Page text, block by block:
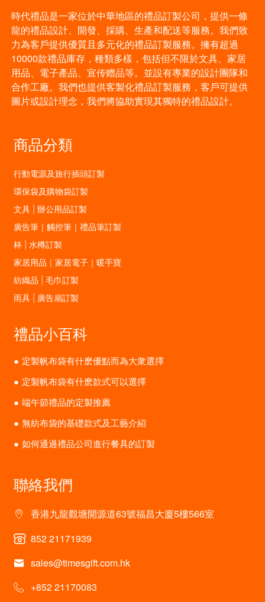
時代禮品是一家位於中華地區的禮品訂製公司，提供一條
龍的禮品設計、開發、採購、生產和配送等服務。我們致
力為客戶提供優質且多元化的禮品訂製服務。擁有超過
10000款禮品庫存，種類多樣，包括但不限於文具、家居
用品、電子產品、宣传赠品等。並設有專業的設計團隊和
合作工廠。我們也提供客製化禮品訂製服務，客戶可提供
圖片或設計理念，我們將協助實現其獨特的禮品設計。
商品分類
行動電源及旅行插頭訂製
環保袋及購物袋訂製
文具 | 辦公用品訂製
廣告筆｜觸控筆｜禮品筆訂製
杯 | 水樽訂製
家居用品｜家居電子｜暖手寶
紡織品 | 毛巾訂製
雨具 | 廣告扇訂製
禮品小百科
定製帆布袋有什麽優點而為大衆選擇
定製帆布袋有什麽款式可以選擇
端午節禮品的定製推薦
無紡布袋的基礎款式及工藝介紹
如何通過禮品公司進行餐具的訂製
聯絡我們
香港九龍觀塘開源道63號福昌大廈5樓566室
852 21171939
sales@timesgift.com.hk
+852 21170083